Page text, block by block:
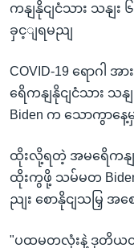
ကနျနိုငျငံသား သန
ခှင့ျရမညျ
COVID-19 ရောဂ
ရေိကနျနိုငျငံသား သ
Biden က သောကွာနေ့
ထိုးလို့ရတဲ့ အမရေိကန
ထိုးကွဖို့ သမ်မတ
ညျး စောနိုငျသမြှ အ
"ပထမတလုံးနဲ့ ဒုတိယ